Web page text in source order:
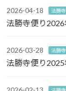
2026-04-18 法勝
法勝寺便り
2026-03-28 法勝
法勝寺便り
法勝